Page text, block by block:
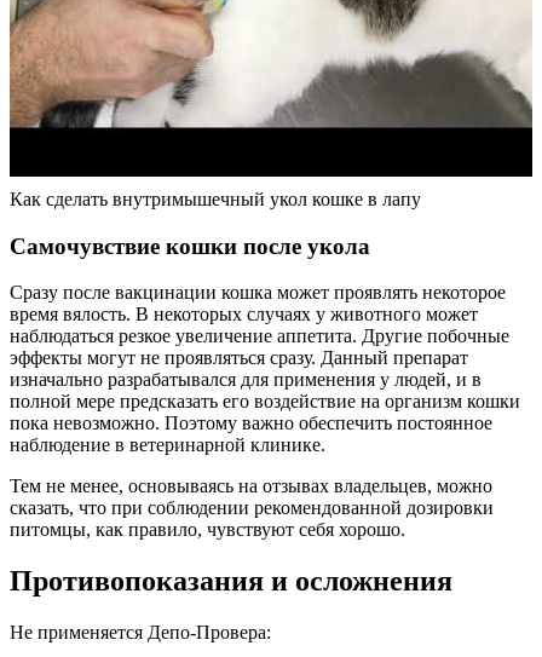
Как сделать внутримышечный укол кошке в лапу
Самочувствие кошки после укола
Сразу после вакцинации кошка может проявлять некоторое
время вялость. В некоторых случаях у животного может
наблюдаться резкое увеличение аппетита. Другие побочные
эффекты могут не проявляться сразу. Данный препарат
изначально разрабатывался для применения у людей, и в
полной мере предсказать его воздействие на организм кошки
пока невозможно. Поэтому важно обеспечить постоянное
наблюдение в ветеринарной клинике.
Тем не менее, основываясь на отзывах владельцев, можно
сказать, что при соблюдении рекомендованной дозировки
питомцы, как правило, чувствуют себя хорошо.
Противопоказания и осложнения
Не применяется Депо-Провера: